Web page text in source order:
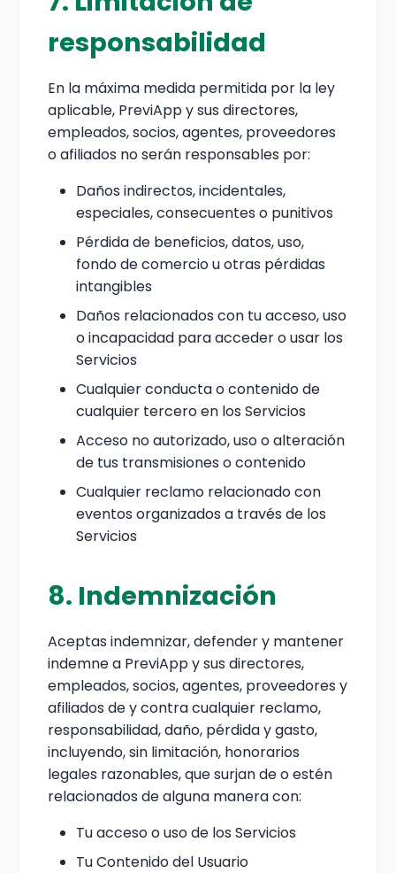
responsabilidad
En la máxima medida permitida por la ley
aplicable, PreviApp y sus directores,
empleados, socios, agentes, proveedores
o afiliados no serán responsables por:
Daños indirectos, incidentales,
especiales, consecuentes o punitivos
Pérdida de beneficios, datos, uso,
fondo de comercio u otras pérdidas
intangibles
Daños relacionados con tu acceso, uso
o incapacidad para acceder o usar los
Servicios
Cualquier conducta o contenido de
cualquier tercero en los Servicios
Acceso no autorizado, uso o alteración
de tus transmisiones o contenido
Cualquier reclamo relacionado con
eventos organizados a través de los
Servicios
8. Indemnización
Aceptas indemnizar, defender y mantener
indemne a PreviApp y sus directores,
empleados, socios, agentes, proveedores y
afiliados de y contra cualquier reclamo,
responsabilidad, daño, pérdida y gasto,
incluyendo, sin limitación, honorarios
legales razonables, que surjan de o estén
relacionados de alguna manera con:
Tu acceso o uso de los Servicios
Tu Contenido del Usuario